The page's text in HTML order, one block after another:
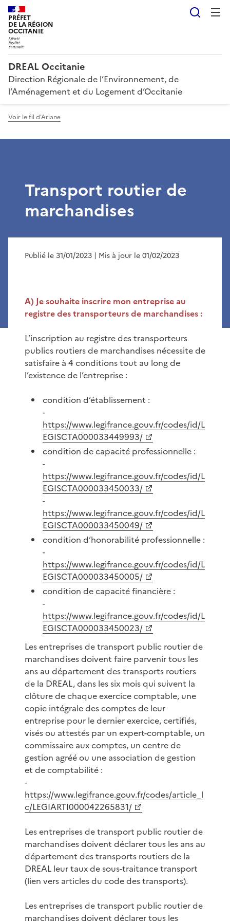
PRÉFET
DE LA RÉGION
OCCITANIE
DREAL Occitanie
Direction Régionale de l’Environnement, de
l’Aménagement et du Logement d’Occitanie
Voir le fil d'Ariane
Transport routier de
marchandises
Publié le 31/01/2023 | Mis à jour le 01/02/2023
A) Je souhaite inscrire mon entreprise au
registre des transporteurs de marchandises :
L’inscription au registre des transporteurs
publics routiers de marchandises nécessite de
satisfaire à 4 conditions tout au long de
l’existence de l’entreprise :
condition d’établissement :
-
https://www.legifrance.gouv.fr/codes/id/L
EGISCTA000033449993/
condition de capacité professionnelle :
-
https://www.legifrance.gouv.fr/codes/id/L
EGISCTA000033450033/
-
https://www.legifrance.gouv.fr/codes/id/L
EGISCTA000033450049/
condition d’honorabilité professionnelle :
-
https://www.legifrance.gouv.fr/codes/id/L
EGISCTA000033450005/
condition de capacité financière :
-
https://www.legifrance.gouv.fr/codes/id/L
EGISCTA000033450023/
Les entreprises de transport public routier de
marchandises doivent faire parvenir tous les
ans au département des transports routiers
de la DREAL, dans les six mois qui suivent la
clôture de chaque exercice comptable, une
copie intégrale des comptes de leur
entreprise pour le dernier exercice, certifiés,
visés ou attestés par un expert-comptable, un
commissaire aux comptes, un centre de
gestion agréé ou une association de gestion
et de comptabilité :
-
https://www.legifrance.gouv.fr/codes/article_l
c/LEGIARTI000042265831/
Les entreprises de transport public routier de
marchandises doivent déclarer tous les ans au
département des transports routiers de la
DREAL leur taux de sous-traitance transport
(lien vers articles du code des transports).
Les entreprises de transport public routier de
marchandises doivent déclarer tous les